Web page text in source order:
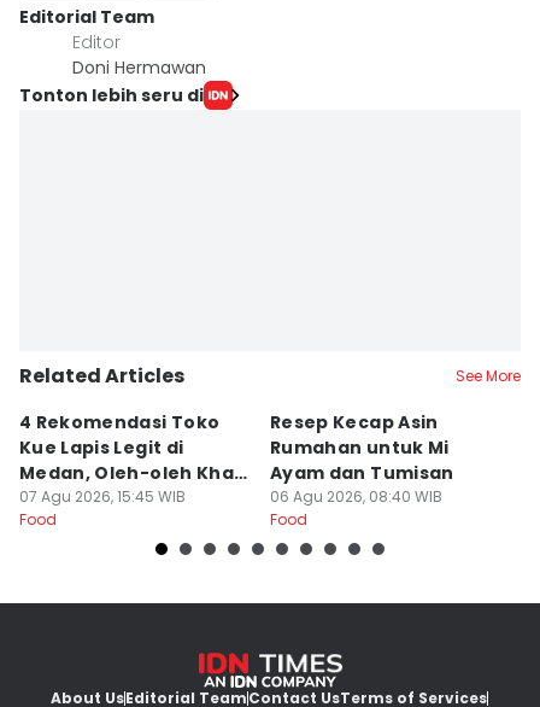
Editorial Team
Editor
Doni Hermawan
Tonton lebih seru di
Related Articles See More
4 Rekomendasi Toko
Kue Lapis Legit di
Medan, Oleh-oleh Khas
Sumut
07 Agu 2026, 15:45 WIB
Food
Resep Kecap Asin
Rumahan untuk Mi
Ayam dan Tumisan
06 Agu 2026, 08:40 WIB
Food
About UsEditorial TeamContact UsTerms of Services